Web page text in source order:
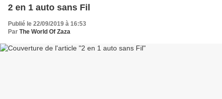
2 en 1 auto sans Fil
Publié le 22/09/2019 à 16:53
Par The World Of Zaza